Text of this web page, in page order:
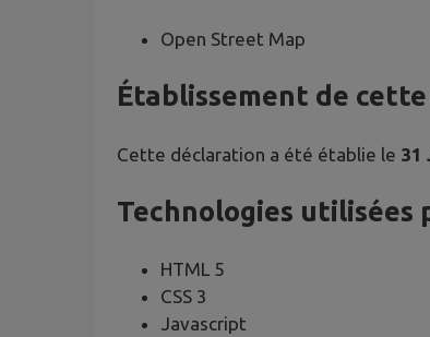
Open Street Map
Établissement de
Cette déclaration a été établie le 31
Technologies utilisées
HTML 5
CSS 3
Javascript